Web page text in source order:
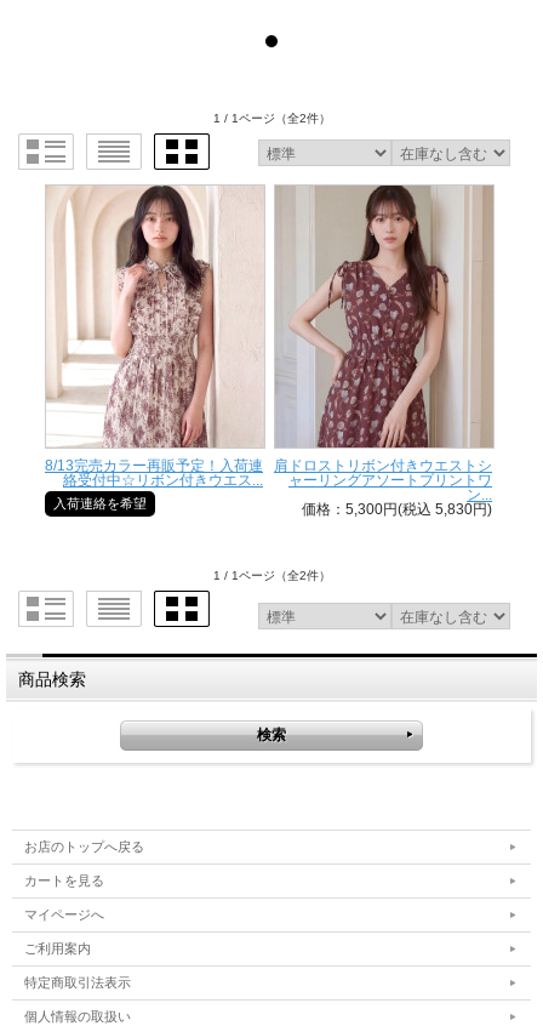
1 / 1ページ （全2件）
8/13完売カラー再販予定！入荷連
絡受付中☆リボン付きウエス...
入荷連絡を希望
肩ドロストリボン付きウエストシ
ャーリングアソートプリントワ
ン...
価格：5,300円(税込 5,830円)
1 / 1ページ （全2件）
商品検索
お店のトップへ戻る
カートを見る
マイページへ
ご利用案内
特定商取引法表示
個人情報の取扱い